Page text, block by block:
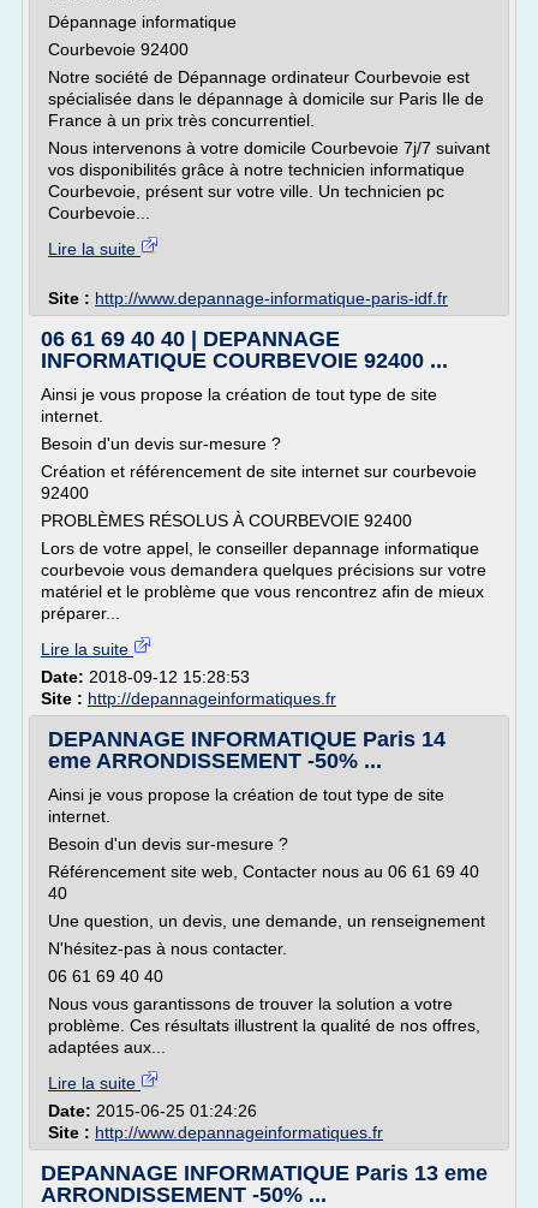
Dépannage informatique
Courbevoie 92400
Notre société de Dépannage ordinateur Courbevoie est
spécialisée dans le dépannage à domicile sur Paris Ile de
France à un prix très concurrentiel.
Nous intervenons à votre domicile Courbevoie 7j/7 suivant
vos disponibilités grâce à notre technicien informatique
Courbevoie, présent sur votre ville. Un technicien pc
Courbevoie...
Lire la suite
Site : http://www.depannage-informatique-paris-idf.fr
06 61 69 40 40 | DEPANNAGE
INFORMATIQUE COURBEVOIE 92400 ...
Ainsi je vous propose la création de tout type de site
internet.
Besoin d'un devis sur-mesure ?
Création et référencement de site internet sur courbevoie
92400
PROBLÈMES RÉSOLUS À COURBEVOIE 92400
Lors de votre appel, le conseiller depannage informatique
courbevoie vous demandera quelques précisions sur votre
matériel et le problème que vous rencontrez afin de mieux
préparer...
Lire la suite
Date: 2018-09-12 15:28:53
Site : http://depannageinformatiques.fr
DEPANNAGE INFORMATIQUE Paris 14
eme ARRONDISSEMENT -50% ...
Ainsi je vous propose la création de tout type de site
internet.
Besoin d'un devis sur-mesure ?
Référencement site web, Contacter nous au 06 61 69 40
40
Une question, un devis, une demande, un renseignement
N'hésitez-pas à nous contacter.
06 61 69 40 40
Nous vous garantissons de trouver la solution a votre
problème. Ces résultats illustrent la qualité de nos offres,
adaptées aux...
Lire la suite
Date: 2015-06-25 01:24:26
Site : http://www.depannageinformatiques.fr
DEPANNAGE INFORMATIQUE Paris 13 eme
ARRONDISSEMENT -50% ...